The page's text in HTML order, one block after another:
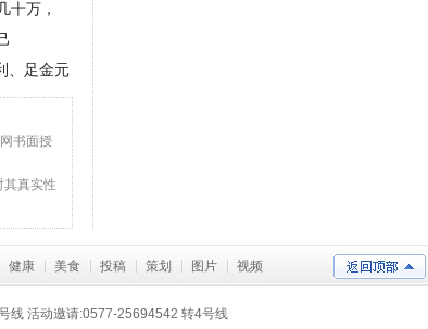
十万，
、足金元
书面授
其真实性
健康 美食 投稿 策划 图片 视频
返回顶部
线 活动邀请:0577-25694542 转4号线